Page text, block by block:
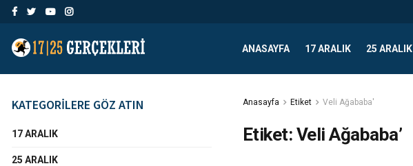
ANASAYFA 17 ARALIK 25 ARALIK
Anasayfa Etiket Veli Ağababa'
Etiket: Veli Ağababa’
KATEGORİLERE GÖZ ATIN
17 ARALIK
25 ARALIK